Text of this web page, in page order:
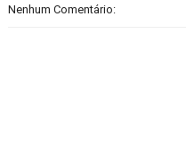
Nenhum Comentário: